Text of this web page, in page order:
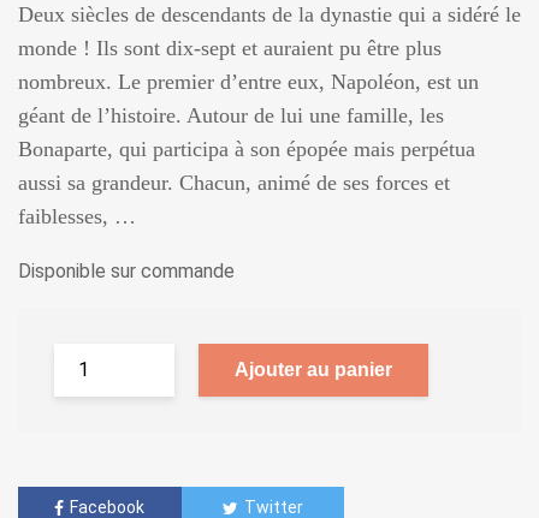
Deux siècles de descendants de la dynastie qui a sidéré le
monde ! Ils sont dix-sept et auraient pu être plus
nombreux. Le premier d’entre eux, Napoléon, est un
géant de l’histoire. Autour de lui une famille, les
Bonaparte, qui participa à son épopée mais perpétua
aussi sa grandeur. Chacun, animé de ses forces et
faiblesses, …
Disponible sur commande
Ajouter au panier
Facebook Twitter